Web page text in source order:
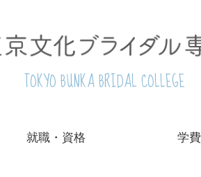
TOKYO BUNKA BRIDAL COLLEGE
就職・資格 学費